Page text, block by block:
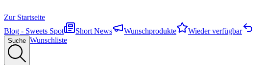
Zur Startseite
Blog - Sweets Spot
Short News Wunschprodukte Wieder verfügbar
Suche Wunschliste